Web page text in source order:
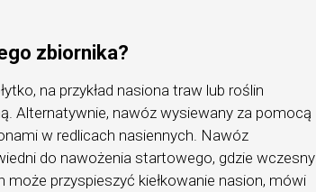
zbiornika?
na przykład nasiona traw lub roślin
Alternatywnie, nawóz wysiewany za pomocą
w redlicach nasiennych. Nawóz
do nawożenia startowego, gdzie wczesny
przyspieszyć kiełkowanie nasion, mówi